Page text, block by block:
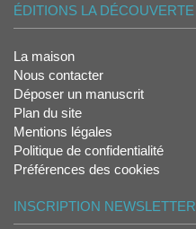
ÉDITIONS LA DÉCOUVERTE
La maison
Nous contacter
Déposer un manuscrit
Plan du site
Mentions légales
Politique de confidentialité
Préférences des cookies
INSCRIPTION NEWSLETTER